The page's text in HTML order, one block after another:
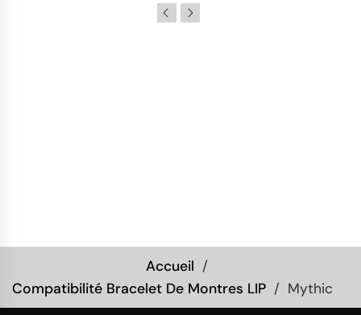
Accueil
Compatibilité Bracelet De Montres LIP
Mythic